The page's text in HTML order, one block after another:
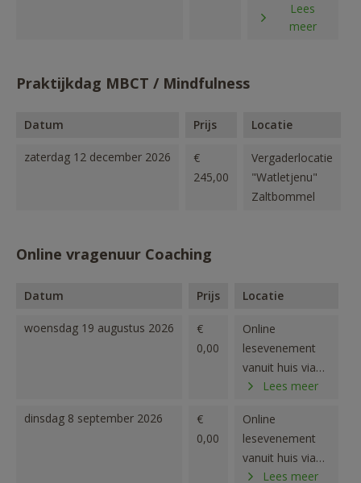
Maarssen
Lees
meer
Praktijkdag MBCT / Mindfulness
Datum Prijs Locatie
zaterdag 12 december 2026
€
245,00
Vergaderlocatie
"Watletjenu"
Zaltbommel
Online vragenuur Coaching
Datum Prijs Locatie
woensdag 19 augustus 2026
€
0,00
Online
lesevenement
vanuit huis via
ZOOMLees meer
dinsdag 8 september 2026
€
0,00
Online
lesevenement
vanuit huis via
ZOOMLees meer